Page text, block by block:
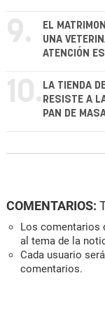
9.
EL
UNA
ATENCIÓN
10. LA TIENDA
RESISTE A
PAN DE
COMENTARIOS:
Los comentarios
al tema de la
Cada usuario
comentarios.